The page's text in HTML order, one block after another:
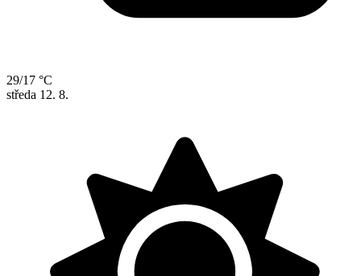
29/17 °C
středa 12. 8.